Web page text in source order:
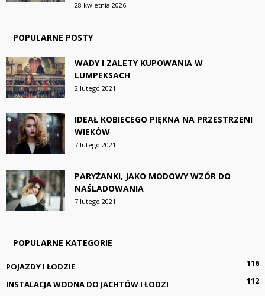
28 kwietnia 2026
POPULARNE POSTY
WADY I ZALETY KUPOWANIA W
LUMPEKSACH
2 lutego 2021
IDEAŁ KOBIECEGO PIĘKNA NA PRZESTRZENI
WIEKÓW
7 lutego 2021
PARYŻANKI, JAKO MODOWY WZÓR DO
NAŚLADOWANIA
7 lutego 2021
POPULARNE KATEGORIE
POJAZDY I ŁODZIE
116
INSTALACJA WODNA DO JACHTÓW I ŁODZI
112